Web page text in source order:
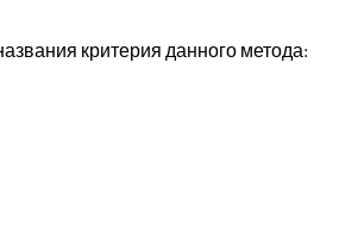
критерия данного метода: